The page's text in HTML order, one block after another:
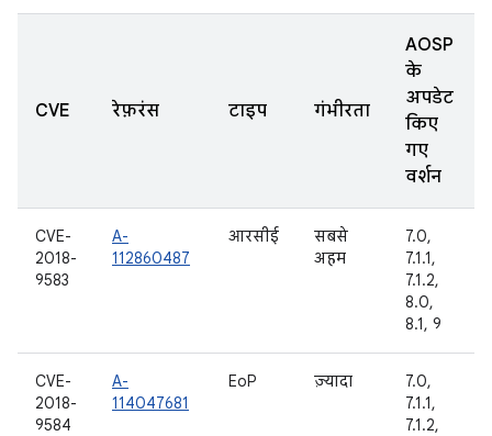
CVE रेफ़रंस टाइप गंभीरता
AOSP
के
अपडेट
किए
गए
वर्शन
CVE-
2018-
9583
A-
112860487
आरसीई
सबसे
अहम
7.0,
7.1.1,
7.1.2,
8.0,
8.1, 9
CVE-
2018-
9584
A-
114047681
EoP ज़्यादा
7.0,
7.1.1,
7.1.2,